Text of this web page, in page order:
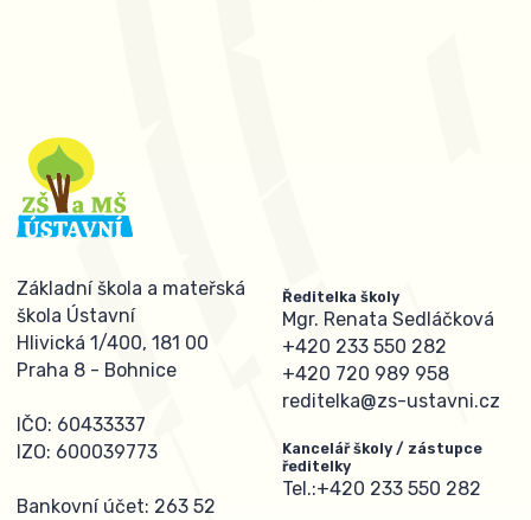
Základní škola a mateřská
škola Ústavní
Hlivická 1/400, 181 00
Praha 8 - Bohnice
IČO: 60433337
IZO: 600039773
Bankovní účet: 263 52
Ředitelka školy
Mgr. Renata Sedláčková
+420 233 550 282
+420 720 989 958
reditelka@zs-ustavni.cz
Kancelář školy / zástupce
ředitelky
Tel.:+420 233 550 282